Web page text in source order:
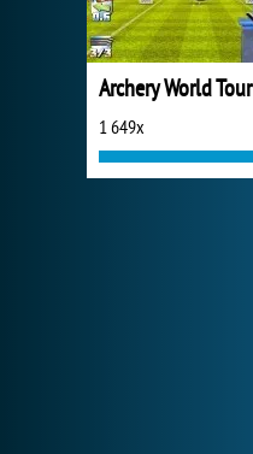
Archery World Tour
1 649x